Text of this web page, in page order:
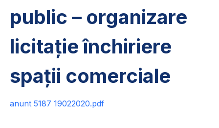
public – organizare
licitație închiriere
spații comerciale
anunt 5187 19022020.pdf